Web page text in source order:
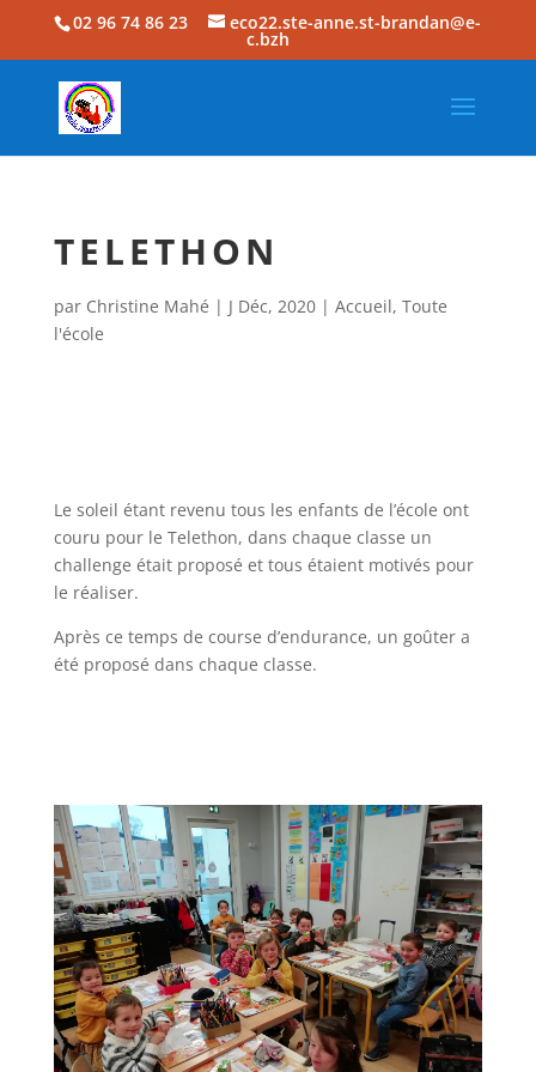
02 96 74 86 23 eco22.ste-anne.st-brandan@e-
c.bzh
TELETHON
par Christine Mahé | J Déc, 2020| Accueil, Toute
l'école
Le soleil étant revenu tous les enfants de l’école ont
couru pour le Telethon, dans chaque classe un
challenge était proposé et tous étaient motivés pour
le réaliser.
Après ce temps de course d’endurance, un goûter a
été proposé dans chaque classe.